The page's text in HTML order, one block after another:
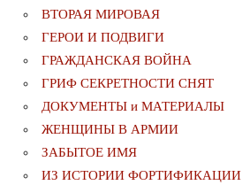
ВТОРАЯ МИРОВАЯ
ГЕРОИ И ПОДВИГИ
ГРАЖДАНСКАЯ ВОЙНА
ГРИФ СЕКРЕТНОСТИ СНЯТ
ДОКУМЕНТЫ и МАТЕРИАЛЫ
ЖЕНЩИНЫ В АРМИИ
ЗАБЫТОЕ ИМЯ
ИЗ ИСТОРИИ ФОРТИФИКАЦИИ